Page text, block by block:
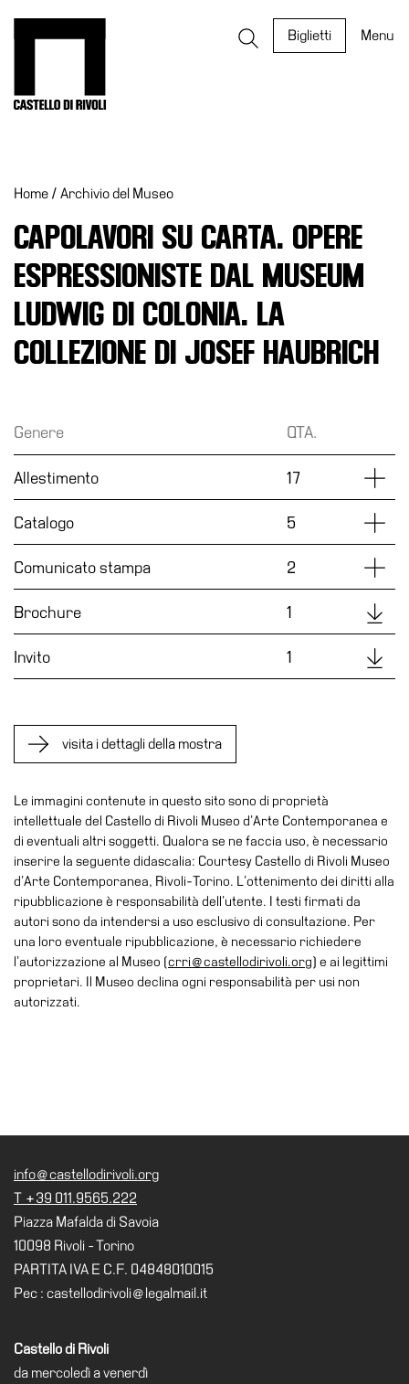
Biglietti Menu
Eventi
Archivi
del
Museo
Cosmo
Digitale
EN
Educazione
Educazione
News
Educazione
Formazione
Ricerca
Famiglie
Visite
guidate
Summer
School
Progetti
Speciali
EN
Ricerca
Storia
Sedi
Castello
Manica
Villa
Cerruti
Cosmo
Digitale
Home / Archivio del Museo
CAPOLAVORI SU CARTA. OPERE
ESPRESSIONISTE DAL MUSEUM
LUDWIG DI COLONIA. LA
COLLEZIONE DI JOSEF HAUBRICH
Genere QTA.
Allestimento 17
Catalogo 5
Comunicato stampa 2
Brochure 1
Invito 1
visita i dettagli della mostra
Le immagini contenute in questo sito sono di proprietà
intellettuale del Castello di Rivoli Museo d’Arte Contemporanea e
di eventuali altri soggetti. Qualora se ne faccia uso, è necessario
inserire la seguente didascalia: Courtesy Castello di Rivoli Museo
d’Arte Contemporanea, Rivoli-Torino. L’ottenimento dei diritti alla
ripubblicazione è responsabilità dell’utente. I testi firmati da
autori sono da intendersi a uso esclusivo di consultazione. Per
una loro eventuale ripubblicazione, è necessario richiedere
l’autorizzazione al Museo (crri@castellodirivoli.org) e ai legittimi
proprietari. Il Museo declina ogni responsabilità per usi non
autorizzati.
info@castellodirivoli.org
T +39 011.9565.222
Piazza Mafalda di Savoia
10098 Rivoli - Torino
PARTITA IVA E C.F. 04848010015
Pec : castellodirivoli@legalmail.it
Castello di Rivoli
da mercoledì a venerdì